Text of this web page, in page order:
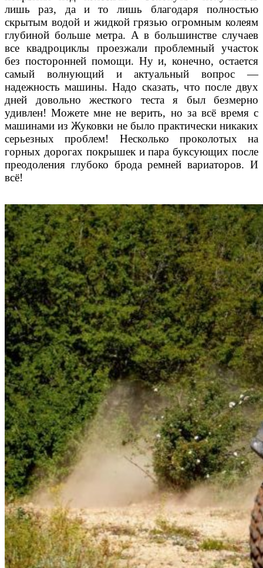
лишь раз, да и то лишь благодаря полностью
скрытым водой и жидкой грязью огромным колеям
глубиной больше метра. А в большинстве случаев
все квадроциклы проезжали проблемный участок
без посторонней помощи. Ну и, конечно, остается
самый волнующий и актуальный вопрос —
надежность машины. Надо сказать, что после двух
дней довольно жесткого теста я был безмерно
удивлен! Можете мне не верить, но за всё время с
машинами из Жуковки не было практически никаких
серьезных проблем! Несколько проколотых на
горных дорогах покрышек и пара буксующих после
преодоления глубоко брода ремнейвариаторов. И
всё!